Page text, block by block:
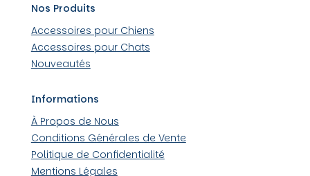
Nos Produits
Accessoires pour Chiens
Accessoires pour Chats
Nouveautés
Informations
À Propos de Nous
Conditions Générales de Vente
Politique de Confidentialité
Mentions Légales